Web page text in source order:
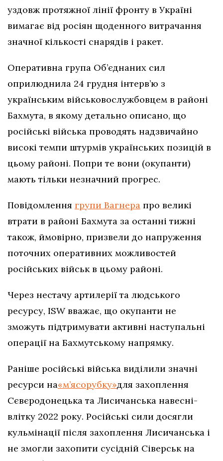
уздовж протяжної лінії фронту в Україні
вимагає від росіян щоденного витрачання
значної кількості снарядів і ракет.
Оперативна група Об’єднаних сил
оприлюднила 24 грудня інтерв’ю з
українським військовослужбовцем в районі
Бахмута, в якому детально описано, що
російські війська проводять надзвичайно
високі темпи штурмів українських позицій в
цьому районі. Попри те вони (окупанти)
мають тільки незначний прогрес.
Повідомлення групи Вагнера про великі
втрати в районі Бахмута за останні тижні
також, ймовірно, призвели до напруження
поточних оперативних можливостей
російських військ в цьому районі.
Через нестачу артилерії та людського
ресурсу, ISW вважає, що окупанти не
зможуть підтримувати активні наступальні
операції на Бахмутському напрямку.
Раніше російські війська виділили значні
ресурси на«м’ясорубку»для захоплення
Сєвєродонецька та Лисичанська навесні-
влітку 2022 року. Російські сили досягли
кульмінації після захоплення Лисичанська і
не змогли захопити сусідній Сіверськ на